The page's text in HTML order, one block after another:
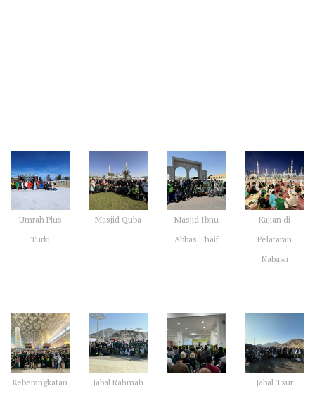
Umrah Plus
Turki
Masjid Quba
Masjid Ibnu
Abbas Thaif
Kajian di
Pelataran
Nabawi
Keberangkatan Jabal Rahmah Jabal Tsur